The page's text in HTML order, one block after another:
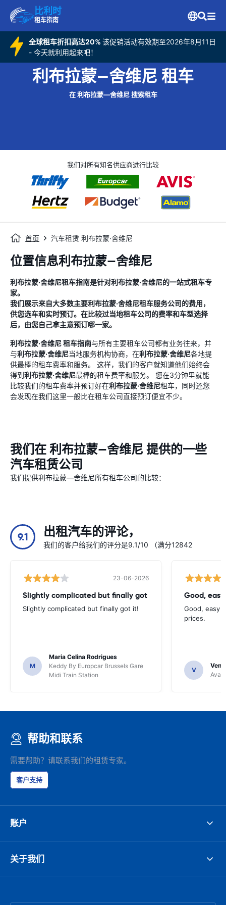
比利时
租车指南
全球租车折扣高达20% 该促销活动有效期至2026年8月11日
- 今天就利用起来吧！
利布拉蒙—舍维尼 租车
在 利布拉蒙—舍维尼 搜索租车
我们对所有知名供应商进行比较
首页 汽车租赁 利布拉蒙·舍维尼
位置信息利布拉蒙—舍维尼
利布拉蒙·舍维尼租车指南是针对利布拉蒙·舍维尼的一站式租车专
家。
我们展示来自大多数主要利布拉蒙·舍维尼租车服务公司的费用，
供您选车和实时预订。在比较过当地租车公司的费率和车型选择
后，由您自己拿主意预订哪一家。
利布拉蒙·舍维尼租车指南与所有主要租车公司都有业务往来，并
与利布拉蒙·舍维尼当地服务机构协商，在利布拉蒙·舍维尼各地提
供最棒的租车费率和服务。 这样，我们的客户就知道他们始终会
得到利布拉蒙·舍维尼最棒的租车费率和服务。 您在3分钟里就能
比较我们的租车费率并预订好在利布拉蒙·舍维尼租车，同时还您
会发现在我们这里一般比在租车公司直接预订便宜不少。
我们在 利布拉蒙—舍维尼 提供的一些
汽车租赁公司
我们提供利布拉蒙—舍维尼所有租车公司的比较：
9.1 出租汽车的评论，
我们的客户给我们的评分是9.1/10 （满分12842
23-06-2026
Slightly complicated but finally got
Slightly complicated but finally got it!
M
Maria Celina Rodrigues
Keddy By Europcar Brussels Gare
Midi Train Station
Good,
Good, easy
prices.
V
帮助和联系
需要帮助？请联系我们的租赁专家。
客户支持
账户
关于我们